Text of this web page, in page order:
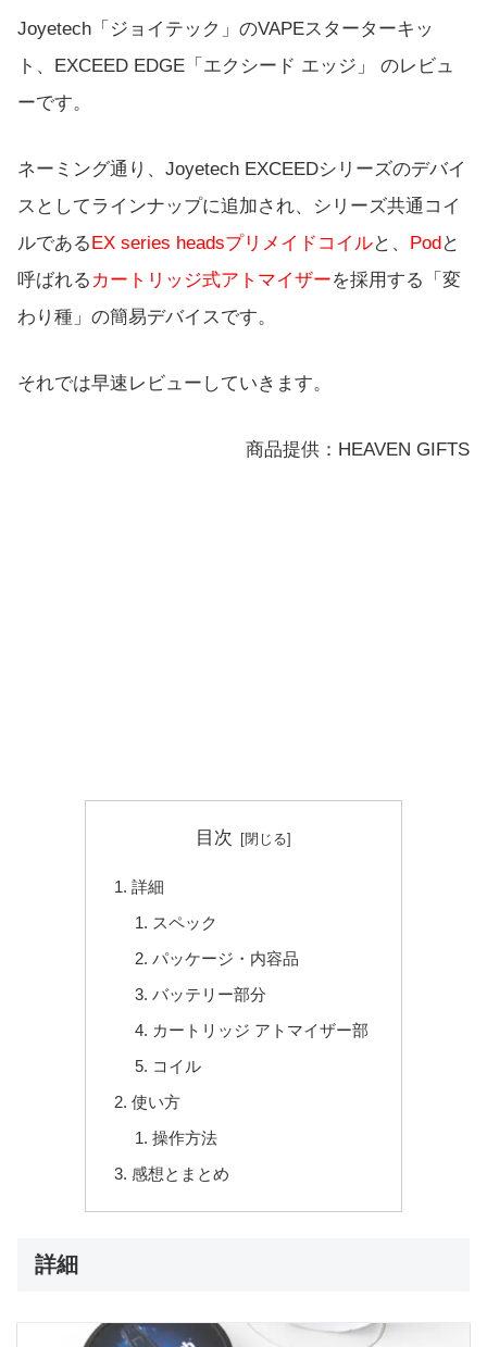
Joyetech「ジョイテック」のVAPEスターターキッ
ト、EXCEED EDGE「エクシード エッジ」 のレビュ
ーです。
ネーミング通り、Joyetech EXCEEDシリーズのデバイ
スとしてラインナップに追加され、シリーズ共通コイ
ルであるEX series headsプリメイドコイルと、 Podと
呼ばれる カートリッジ式アトマイザーを採用する「変
わり種」の簡易デバイスです。
それでは早速レビューしていきます。
商品提供：HEAVEN GIFTS
目次
詳細
スペック
パッケージ・内容品
バッテリー部分
カートリッジ アトマイザー部
コイル
使い方
操作方法
感想とまとめ
詳細